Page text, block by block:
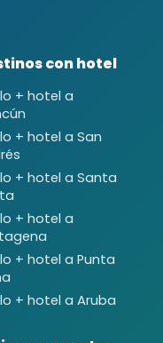
con hotel
+ hotel a
+ hotel a San
+ hotel a Santa
+ hotel a
+ hotel a Punta
+ hotel a Aruba